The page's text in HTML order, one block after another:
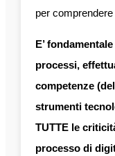
per comprendere
E’
processi,
competenze
strumenti
TUTTE le
processo di